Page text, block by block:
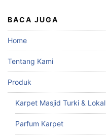
BACA JUGA
Home
Tentang Kami
Produk
Karpet Masjid Turki & Lokal
Parfum Karpet